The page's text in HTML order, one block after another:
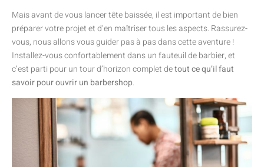
Mais avant de vous lancer tête baissée, il est important de bien
préparer votre projet et d’en maîtriser tous les aspects. Rassurez-
vous, nous allons vous guider pas à pas dans cette aventure !
Installez-vous confortablement dans un fauteuil de barbier, et
c’est parti pour un tour d’horizon complet detout ce qu’il faut
savoir pour ouvrir un barbershop.